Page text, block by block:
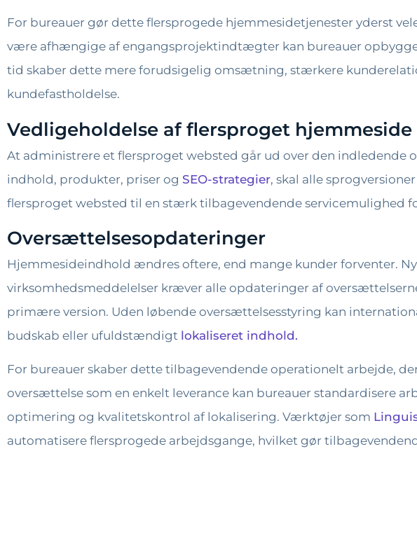
For bureauer gør dette flersprogede hjemmesidetjenester yderst
være afhængige af engangsprojektindtægter kan bureauer
tid skaber dette mere forudsigelig omsætning, stærkere
kundefastholdelse.
Vedligeholdelse af flersproget
At administrere et flersproget websted går ud over den
indhold, produkter, priser og SEO-strategier, skal alle
flersproget websted til en stærk tilbagevendende servicemulighed
Oversættelsesopdateringer
Hjemmesideindhold ændres oftere, end mange kunder forventer.
virksomhedsmeddelelser kræver alle opdateringer af
primære version. Uden løbende oversættelsesstyring kan
budskab eller ufuldstændigt lokaliseret indhold.
For bureauer skaber dette tilbagevendende operationelt arbejde,
oversættelse som en enkelt leverance kan bureauer standardisere
optimering og kvalitetskontrol af lokalisering. Værktøjer som
automatisere flersprogede arbejdsgange, hvilket gør